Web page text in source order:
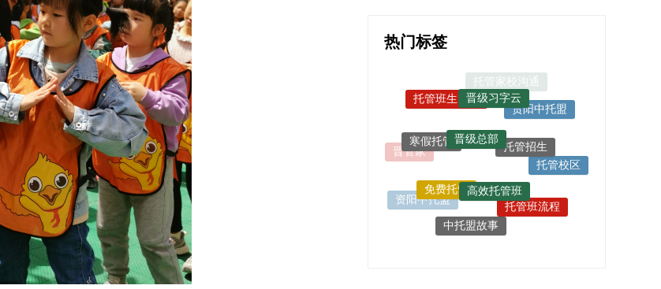
热门标签
托管班生日会
晋级习字云
贵阳中托盟
晋管家
晋级总部
托管招生
托管校区
资阳中托盟
免费托管
托管班流程
托管行业趋势
中托盟
中托盟故事